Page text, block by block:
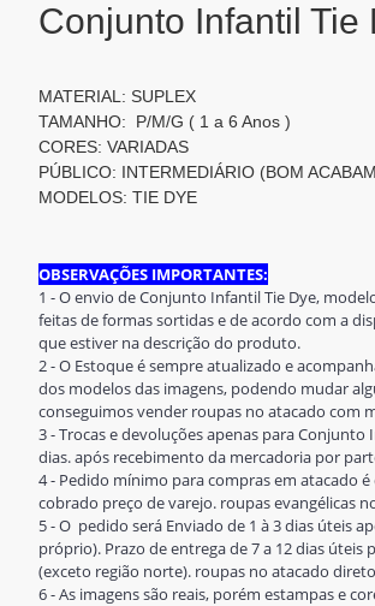
Conjunto Infantil Tie
MATERIAL: SUPLEX
TAMANHO: P/M/G ( 1 a 6 Anos )
CORES: VARIADAS
PÚBLICO: INTERMEDIÁRIO (BOM
MODELOS: TIE DYE
OBSERVAÇÕES IMPORTANTES:
1 - O envio de Conjunto Infantil Tie Dye,
feitas de formas sortidas e de acordo com a
que estiver na descrição do produto.
2 - O Estoque é sempre atualizado e
dos modelos das imagens, podendo mudar
conseguimos vender roupas no atacado com
3 - Trocas e devoluções apenas para
dias. após recebimento da mercadoria por
4 - Pedido mínimo para compras em atacado
cobrado preço de varejo. roupas evangélicas
5 - O pedido será Enviado de 1 à 3 dias úteis
próprio). Prazo de entrega de 7 a 12 dias
(exceto região norte). roupas no atacado
6 - As imagens são reais, porém estampas e